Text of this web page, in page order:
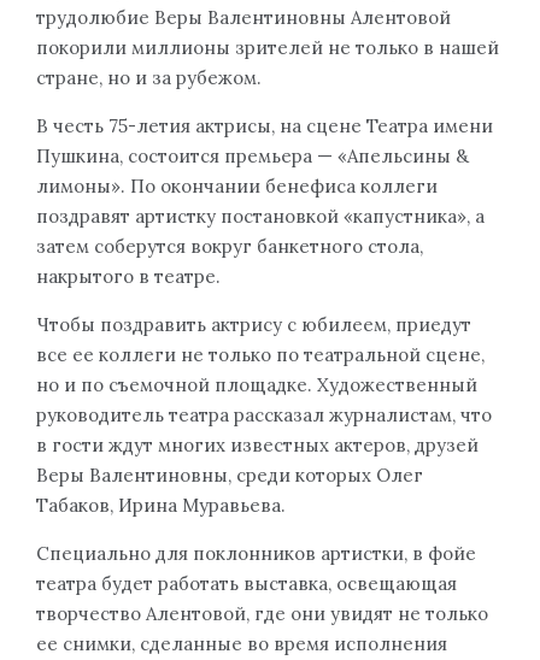
трудолюбие Веры Валентиновны Алентовой
покорили миллионы зрителей не только в нашей
стране, но и за рубежом.
В честь 75-летия актрисы, на сцене Театра имени
Пушкина, состоится премьера — «Апельсины &
лимоны». По окончании бенефиса коллеги
поздравят артистку постановкой «капустника», а
затем соберутся вокруг банкетного стола,
накрытого в театре.
Чтобы поздравить актрису с юбилеем, приедут
все ее коллеги не только по театральной сцене,
но и по съемочной площадке. Художественный
руководитель театра рассказал журналистам, что
в гости ждут многих известных актеров, друзей
Веры Валентиновны, среди которых Олег
Табаков, Ирина Муравьева.
Специально для поклонников артистки, в фойе
театра будет работать выставка, освещающая
творчество Алентовой, где они увидят не только
ее снимки, сделанные во время исполнения